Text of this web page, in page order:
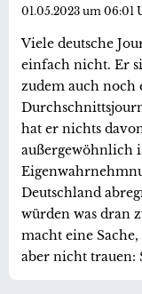
01.05.2023 um 06:01
Viele deutsche
einfach nicht. Er
zudem auch noch
hat er nichts
außergewöhnlich
Deutschland
würden was dran
macht eine
aber nicht trauen: